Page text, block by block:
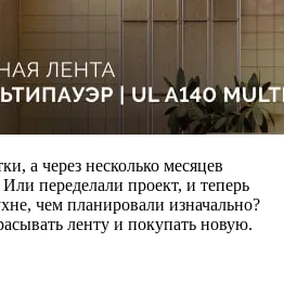
а через несколько месяцев
переделали проект, и теперь
чем планировали изначально?
ленту и покупать новую.